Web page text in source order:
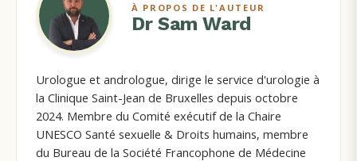
À PROPOS DE L'AUTEUR
Dr Sam Ward
Urologue et andrologue, dirige le service d'urologie à
la Clinique Saint-Jean de Bruxelles depuis octobre
2024. Membre du Comité exécutif de la Chaire
UNESCO Santé sexuelle & Droits humains, membre
du Bureau de la Société Francophone de Médecine